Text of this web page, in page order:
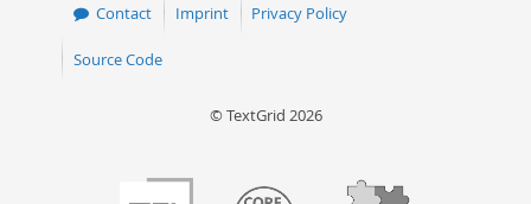
Contact Imprint Privacy Policy
Source Code
© TextGrid 2026